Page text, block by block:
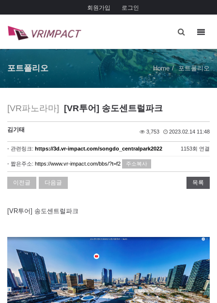
회원가입 로그인
포트폴리오 Home 포트폴리오
[VR파노라마] [VR투어] 송도센트럴파크
김기태 3,753 2023.02.14 11:48
- 관련링크: https://3d.vr-impact.com/songdo_centralpark2022 1153회 연결
- 짧은주소: https://www.vr-impact.com/bbs/?t=f2 주소복사
이전글 다음글 목록
[VR투어] 송도센트럴파크